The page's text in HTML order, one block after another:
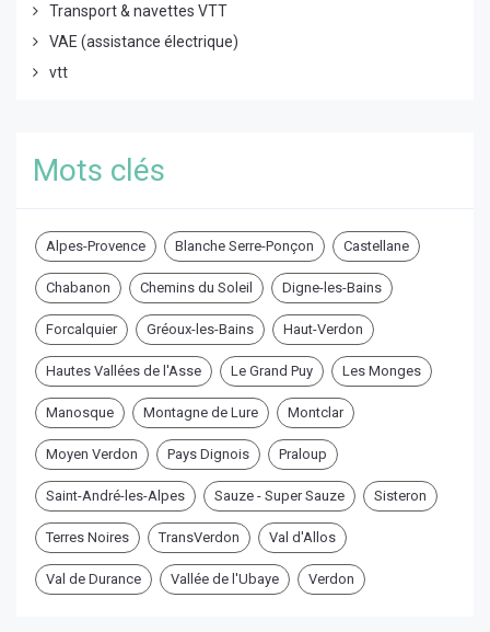
Transport & navettes VTT
VAE (assistance électrique)
vtt
Mots clés
Alpes-Provence Blanche Serre-Ponçon Castellane
Chabanon Chemins du Soleil Digne-les-Bains
Forcalquier Gréoux-les-Bains Haut-Verdon
Hautes Vallées de l'Asse Le Grand Puy Les Monges
Manosque Montagne de Lure Montclar
Moyen Verdon Pays Dignois Praloup
Saint-André-les-Alpes Sauze - Super Sauze Sisteron
Terres Noires TransVerdon Val d'Allos
Val de Durance Vallée de l'Ubaye Verdon